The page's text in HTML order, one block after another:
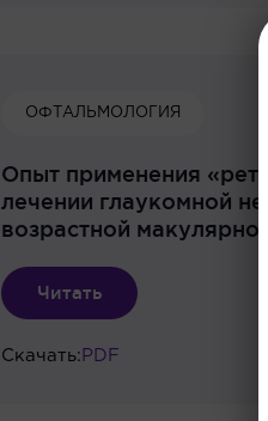
ОФТАЛЬМОЛОГИЯ
Опыт применения
лечении глаукомной
возрастной
Читать
Скачать: PDF